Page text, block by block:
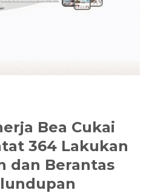
Bea Cukai
364 Lakukan
dan Berantas